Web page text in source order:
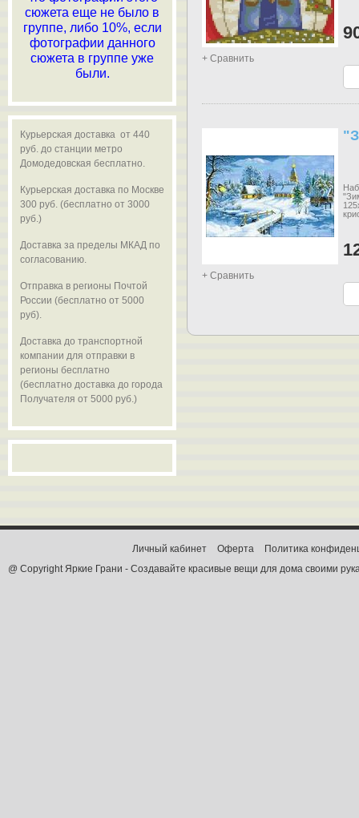
+ Сравнить
+ Сравнить
сюжета еще не было в
группе, либо 10%, если
фотографии данного
сюжета в группе уже
были.
Курьерская доставка от 440
руб. до станции метро
Домодедовская бесплатно.
Курьерская доставка по Москве
300 руб. (бесплатно от 3000
руб.)
Доставка за пределы МКАД по
согласованию.
Отправка в регионы Почтой
России (бесплатно от 5000
руб).
Доставка до транспортной
компании для отправки в
регионы бесплатно
(бесплатно доставка до города
Получателя от 5000 руб.)
@ Copyright Яркие Грани - Создавайте красивые вещи для дома своими
Личный кабинет Оферта Политика